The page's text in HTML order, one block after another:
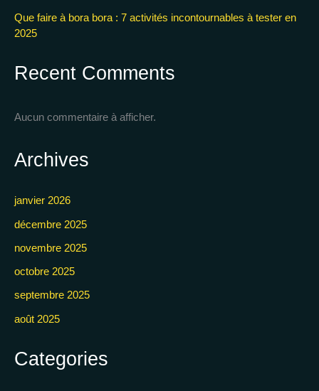
Que faire à bora bora : 7 activités incontournables à tester en
2025
Recent Comments
Aucun commentaire à afficher.
Archives
janvier 2026
décembre 2025
novembre 2025
octobre 2025
septembre 2025
août 2025
Categories